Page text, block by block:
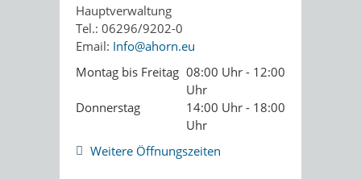
Hauptverwaltung
Tel.: 06296/9202-0
Email: Info@ahorn.eu
Montag bis Freitag 08:00 Uhr - 12:00
Uhr
Donnerstag
14:00 Uhr - 18:00
Uhr
Weitere Öffnungszeiten